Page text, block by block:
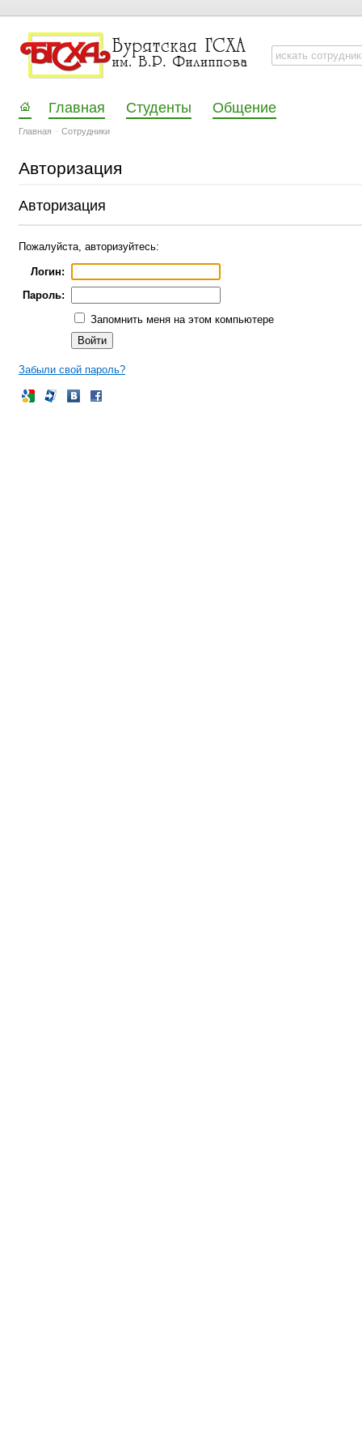
Главная Студенты Общение
Главная Сотрудники
Авторизация
Авторизация
Пожалуйста, авторизуйтесь:
Логин:
Пароль:
Запомнить меня на этом компьютере
Забыли свой пароль?